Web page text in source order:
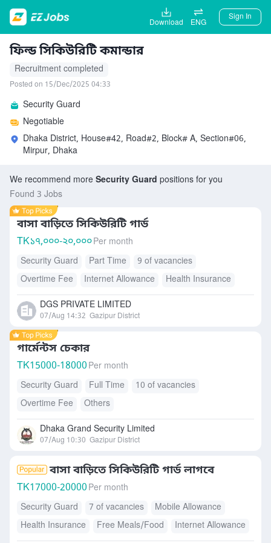
Download ENG
Sign In
ফিল্ড সিকিউরিটি কমান্ডার
Recruitment completed
Posted on 15/Dec/2025 04:33
Security Guard
Negotiable
Dhaka District, House#42, Road#2, Block# A, Section#06,
Mirpur, Dhaka
We recommend more Security Guard positions for you
Found 3 Jobs
বাসা বাড়িতে সিকিউরিটি গার্ড
TK১৭,০০০-২০,০০০Per month
Security Guard
Part Time
9 of vacancies
Overtime Fee
Internet Allowance
Health Insurance
Accommodation
Free Meals/Food
DGS PRIVATE LIMITED
07/Aug 14:32 Gazipur District
গার্মেন্টস চেকার
TK15000-18000 Per month
Security Guard
Full Time
10 of vacancies
Overtime Fee
Others
Dhaka Grand Security Limited
07/Aug 10:30 Gazipur District
বাসা বাড়িতে সিকিউরিটি গার্ড লাগবে
TK17000-20000 Per month
Security Guard
7 of vacancies
Mobile Allowance
Health Insurance
Free Meals/Food
Internet Allowance